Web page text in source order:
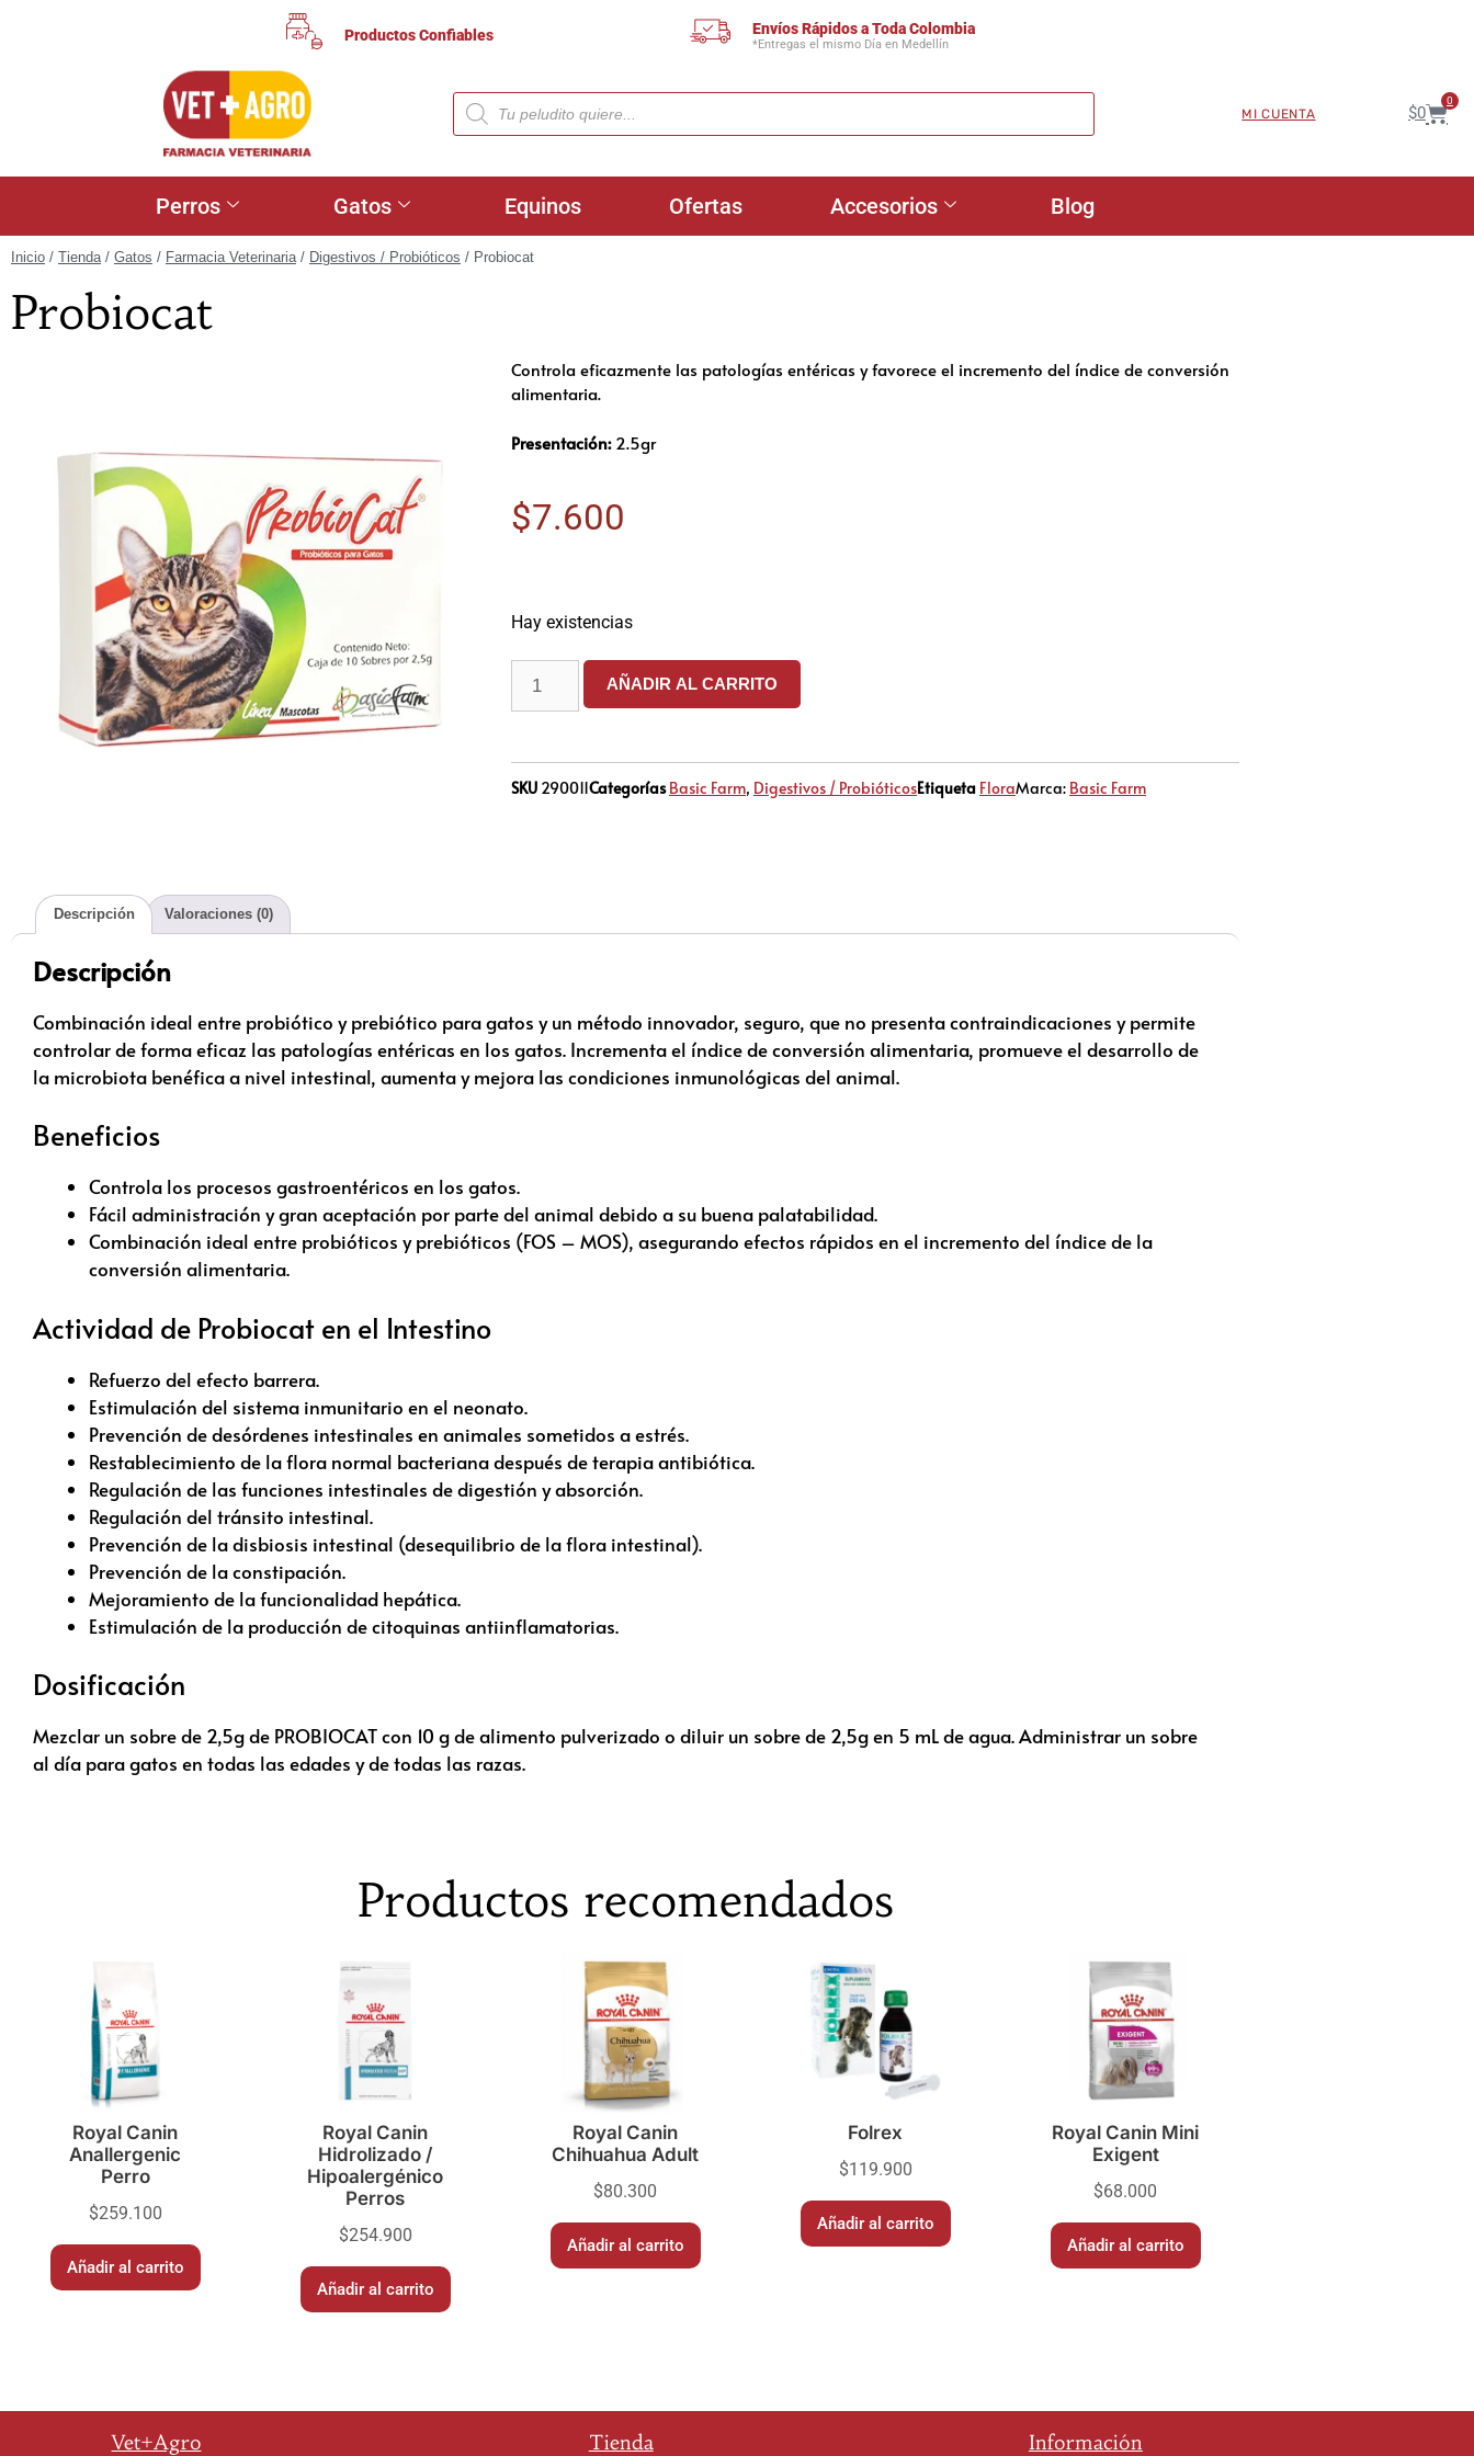
Productos Confiables Envíos Rápidos a Toda Colombia
*Entregas el mismo Día en Medellín
MI CUENTA $0
0
Perros Gatos Equinos Ofertas Accesorios Blog
Inicio / Tienda/ Gatos / Farmacia Veterinaria/ Digestivos / Probióticos / Probiocat
Probiocat
Controla eficazmente las patologías entéricas y favorece el incremento del índice de conversión
alimentaria.
Presentación:2.5gr
$7.600
Hay existencias
AÑADIR AL CARRITO
SKU 290011Categorías Basic Farm, Digestivos / ProbióticosEtiqueta FloraMarca: Basic Farm
Descripción Valoraciones (0)
Descripción
Combinación ideal entre probiótico y prebiótico para gatos y un método innovador, seguro, que no presenta contraindicaciones y permite
controlar de forma eficaz las patologías entéricas en los gatos. Incrementa el índice de conversión alimentaria, promueve el desarrollo de
la microbiota benéfica a nivel intestinal, aumenta y mejora las condiciones inmunológicas del animal.
Beneficios
Controla los procesos gastroentéricos en los gatos.
Fácil administración y gran aceptación por parte del animal debido a su buena palatabilidad.
Combinación ideal entre probióticos y prebióticos (FOS – MOS), asegurando efectos rápidos en el incremento del índice de la
conversión alimentaria.
Actividad de Probiocat en el Intestino
Refuerzo del efecto barrera.
Estimulación del sistema inmunitario en el neonato.
Prevención de desórdenes intestinales en animales sometidos a estrés.
Restablecimiento de la flora normal bacteriana después de terapia antibiótica.
Regulación de las funciones intestinales de digestión y absorción.
Regulación del tránsito intestinal.
Prevención de la disbiosis intestinal (desequilibrio de la flora intestinal).
Prevención de la constipación.
Mejoramiento de la funcionalidad hepática.
Estimulación de la producción de citoquinas antiinflamatorias.
Dosificación
Mezclar un sobre de 2,5g de PROBIOCAT con 10 g de alimento pulverizado o diluir un sobre de 2,5g en 5 mL de agua. Administrar un sobre
al día para gatos en todas las edades y de todas las razas.
Productos recomendados
Royal Canin
Anallergenic
Perro
$259.100
Añadir al carrito
Royal Canin
Hidrolizado /
Hipoalergénico
Perros
$254.900
Añadir al carrito
Royal Canin
Chihuahua Adult
$80.300
Añadir al carrito
Folrex
$119.900
Añadir al carrito
Royal Canin Mini
Exigent
$68.000
Añadir al carrito
Vet+Agro Tienda Información